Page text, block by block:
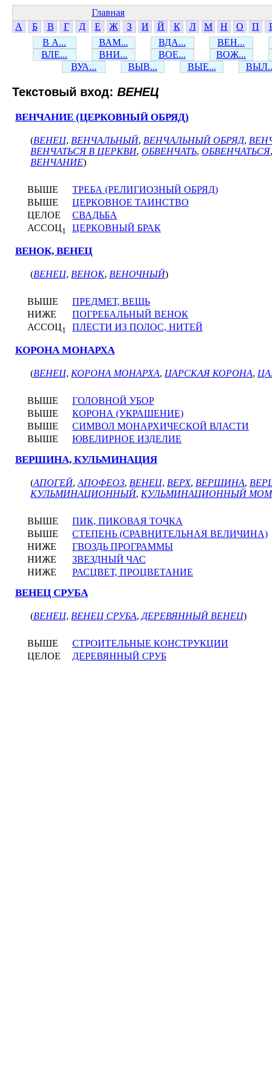
Главная
А
Б В Г Д Е Ж З И Й К Л М Н О П
В А...
ВАМ... ВДА...
ВЕН...
ВЛЕ...
ВНИ... ВОЕ...
ВОЖ...
ВУА...
ВЫВ... ВЫЕ...
Текстовый вход: ВЕНЕЦ
ВЕНЧАНИЕ (ЦЕРКОВНЫЙ ОБРЯД)
(ВЕНЕЦ, ВЕНЧАЛЬНЫЙ, ВЕНЧАЛЬНЫЙ ОБРЯД,
ВЕНЧАТЬСЯ В ЦЕРКВИ, ОБВЕНЧАТЬ, ОБВЕНЧАТЬСЯ
ВЕНЧАНИЕ)
ВЫШЕ
ТРЕБА (РЕЛИГИОЗНЫЙ ОБРЯД)
ВЫШЕ
ЦЕРКОВНОЕ ТАИНСТВО
ЦЕЛОЕ
СВАДЬБА
АССОЦ1 ЦЕРКОВНЫЙ БРАК
ВЕНОК, ВЕНЕЦ
(ВЕНЕЦ, ВЕНОК, ВЕНОЧНЫЙ)
ВЫШЕ
ПРЕДМЕТ, ВЕЩЬ
НИЖЕ
ПОГРЕБАЛЬНЫЙ ВЕНОК
АССОЦ1 ПЛЕСТИ ИЗ ПОЛОС, НИТЕЙ
КОРОНА МОНАРХА
(ВЕНЕЦ, КОРОНА МОНАРХА, ЦАРСКАЯ КОРОНА,
ВЫШЕ
ГОЛОВНОЙ УБОР
ВЫШЕ
КОРОНА (УКРАШЕНИЕ)
ВЫШЕ
СИМВОЛ МОНАРХИЧЕСКОЙ ВЛАСТИ
ВЫШЕ
ЮВЕЛИРНОЕ ИЗДЕЛИЕ
ВЕРШИНА, КУЛЬМИНАЦИЯ
(АПОГЕЙ, АПОФЕОЗ, ВЕНЕЦ, ВЕРХ, ВЕРШИНА,
КУЛЬМИНАЦИОННЫЙ, КУЛЬМИНАЦИОННЫЙ
ВЫШЕ
ПИК, ПИКОВАЯ ТОЧКА
ВЫШЕ
СТЕПЕНЬ (СРАВНИТЕЛЬНАЯ ВЕЛИЧИНА)
НИЖЕ
ГВОЗДЬ ПРОГРАММЫ
НИЖЕ
ЗВЕЗДНЫЙ ЧАС
НИЖЕ
РАСЦВЕТ, ПРОЦВЕТАНИЕ
ВЕНЕЦ СРУБА
(ВЕНЕЦ, ВЕНЕЦ СРУБА, ДЕРЕВЯННЫЙ ВЕНЕЦ)
ВЫШЕ
СТРОИТЕЛЬНЫЕ КОНСТРУКЦИИ
ЦЕЛОЕ
ДЕРЕВЯННЫЙ СРУБ